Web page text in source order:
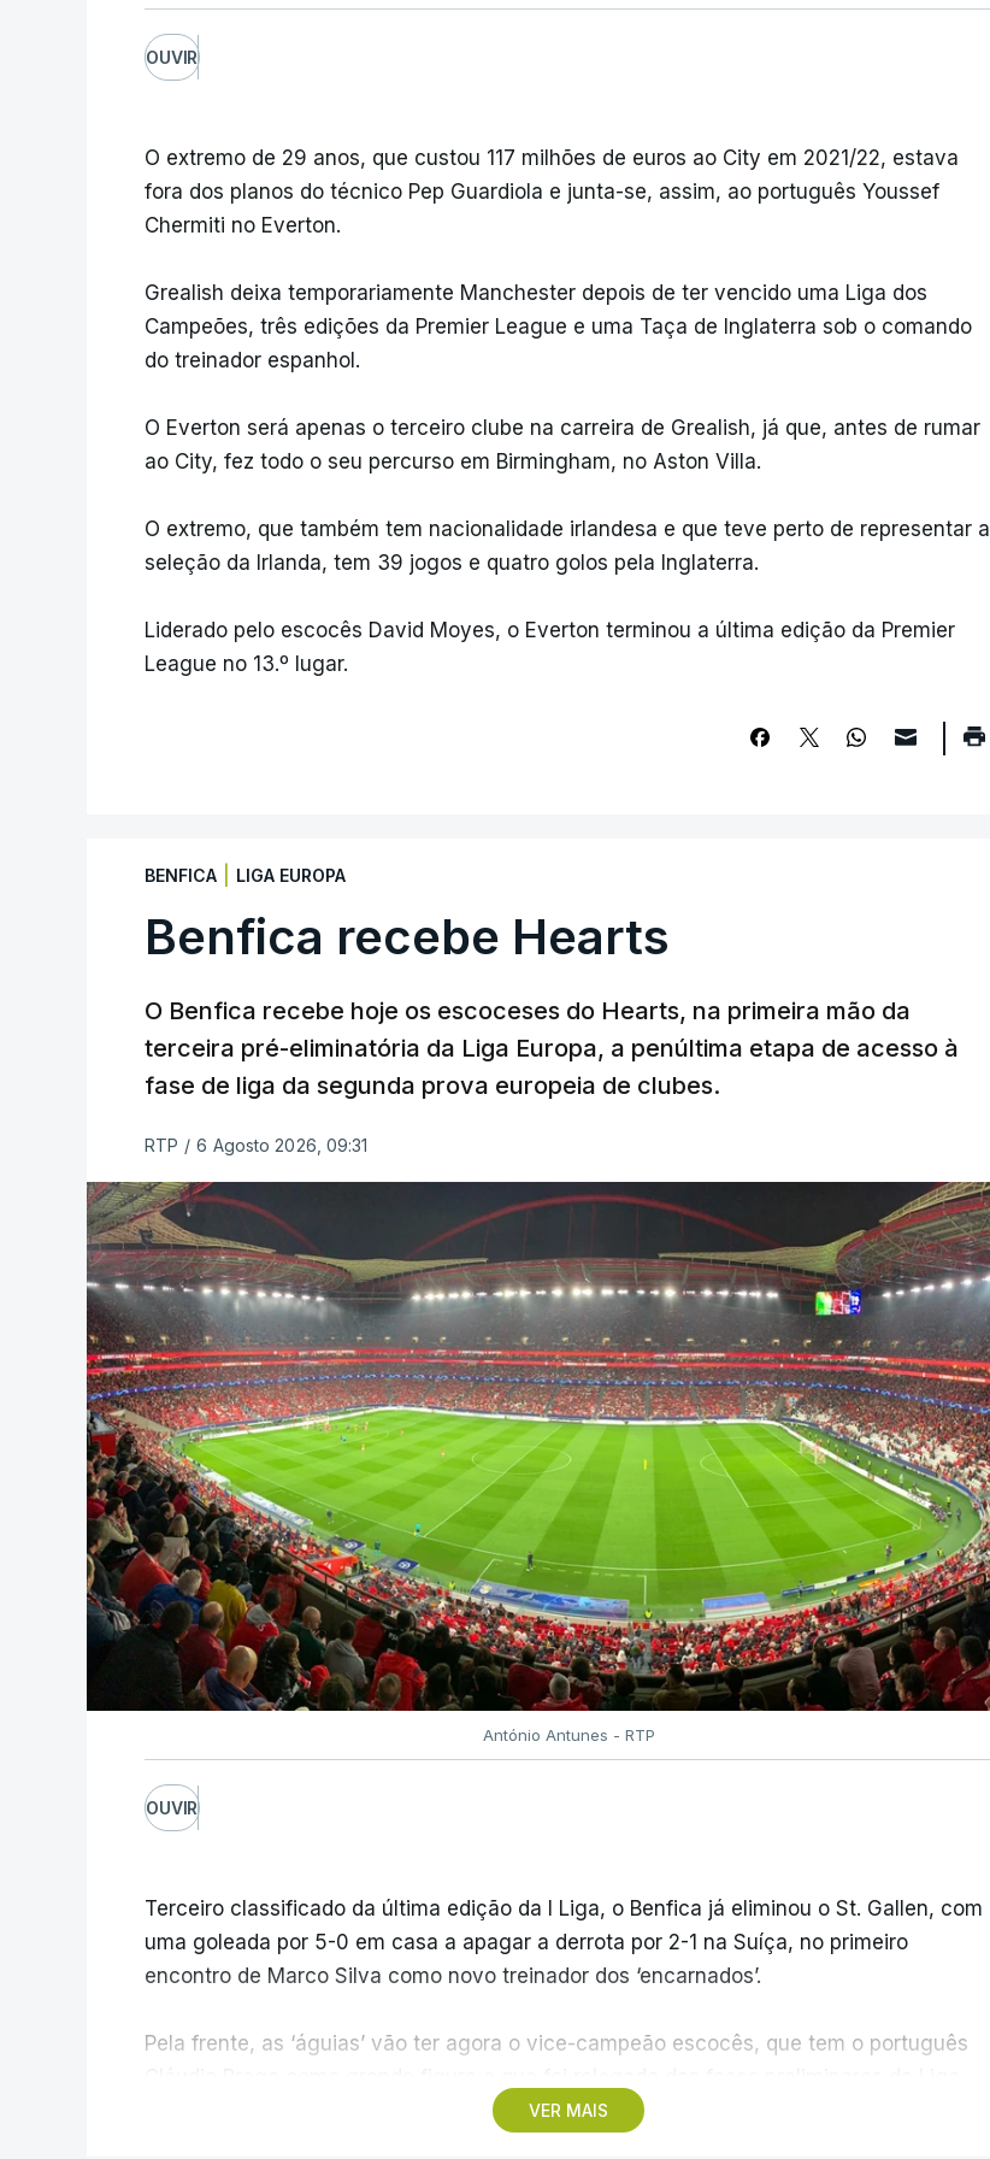
OUVIR
O extremo de 29 anos, que custou 117 milhões de euros ao City em 2021/22, estava
fora dos planos do técnico Pep Guardiola e junta-se, assim, ao português Youssef
Chermiti no Everton.
Grealish deixa temporariamente Manchester depois de ter vencido uma Liga dos
Campeões, três edições da Premier League e uma Taça de Inglaterra sob o comando
do treinador espanhol.
O Everton será apenas o terceiro clube na carreira de Grealish, já que, antes de rumar
ao City, fez todo o seu percurso em Birmingham, no Aston Villa.
O extremo, que também tem nacionalidade irlandesa e que teve perto de representar a
seleção da Irlanda, tem 39 jogos e quatro golos pela Inglaterra.
Liderado pelo escocês David Moyes, o Everton terminou a última edição da Premier
League no 13.º lugar.
BENFICA LIGA EUROPA
Benfica recebe Hearts
O Benfica recebe hoje os escoceses do Hearts, na primeira mão da
terceira pré-eliminatória da Liga Europa, a penúltima etapa de acesso à
fase de liga da segunda prova europeia de clubes.
RTP / 6 Agosto 2026, 09:31
António Antunes - RTP
OUVIR
VER MAIS
Terceiro classificado da última edição da I Liga, o Benfica já eliminou o St. Gallen, com
uma goleada por 5-0 em casa a apagar a derrota por 2-1 na Suíça, no primeiro
encontro de Marco Silva como novo treinador dos ‘encarnados’.
Pela frente, as ‘águias’ vão ter agora o vice-campeão escocês, que tem o português
dos Campeões, depois de serem eliminados pelos austríacos do Sturm Graz, com um